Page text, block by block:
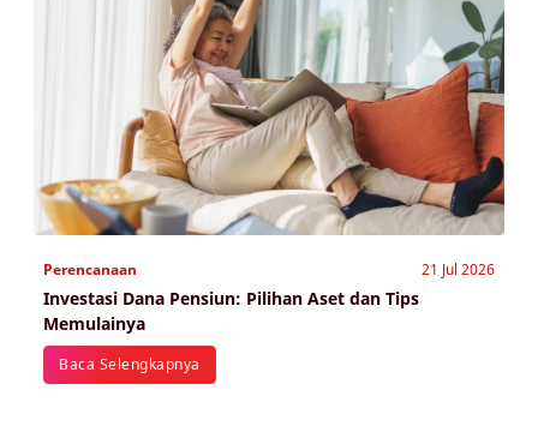
Perencanaan 21 Jul 2026
Investasi Dana Pensiun: Pilihan Aset dan Tips
Memulainya
Baca Selengkapnya